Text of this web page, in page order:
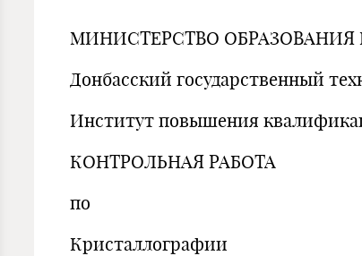
МИНИСТЕРСТВО
Донбасский государственный
Институт повышения
КОНТРОЛЬНАЯ РАБОТА
по
Кристаллографии